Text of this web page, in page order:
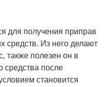
для получения приправ
средств. Из него делают
также полезен он в
средства после
становится